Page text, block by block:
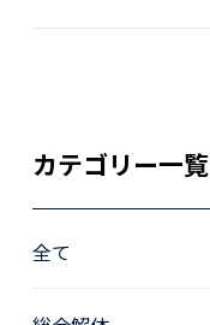
カテゴリー一覧
全て